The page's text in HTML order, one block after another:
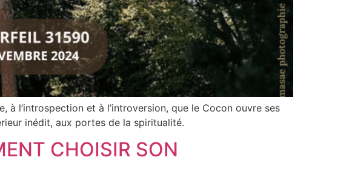
à l’introspection et à l’introversion, que le Cocon ouvre ses
inédit, aux portes de la spiritualité.
CHOISIR SON